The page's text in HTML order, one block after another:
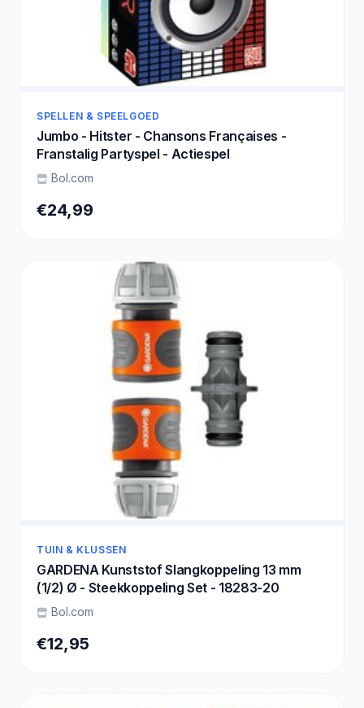
SPELLEN & SPEELGOED
Jumbo - Hitster - Chansons Françaises -
Franstalig Partyspel - Actiespel
Bol.com
€24,99
TUIN & KLUSSEN
GARDENA Kunststof Slangkoppeling 13 mm
(1/2) Ø - Steekkoppeling Set - 18283-20
Bol.com
€12,95